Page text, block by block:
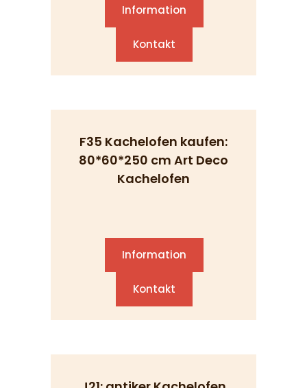
Information
Kontakt
F35 Kachelofen kaufen:
80*60*250 cm Art Deco
Kachelofen
Information
Kontakt